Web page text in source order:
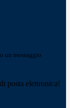
un messaggio
posta elettronica!